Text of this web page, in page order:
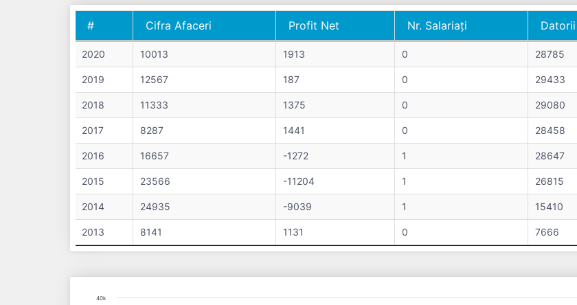
# Cifra Afaceri Profit Net Nr. Salariați Datorii
#
Cifra Afaceri Profit Net Datorii
2020 10013 1913 0 28785
2019 12567 187 0 29433
2018 11333 1375 0 29080
2017 8287 1441 0 28458
2016 16657 -1272 1 28647
2015 23566 -11204 1 26815
2014 24935 -9039 1 15410
2013 8141 1131 0 7666
Chart
40k